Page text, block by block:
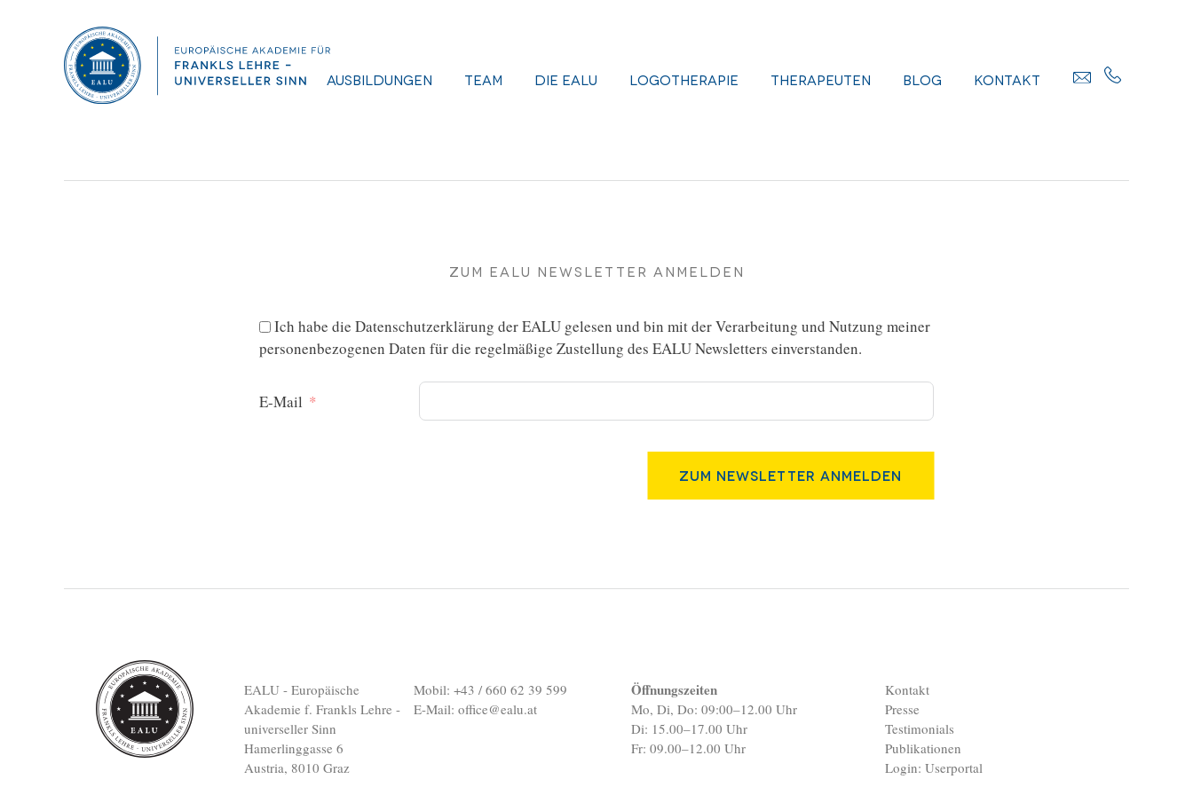
Ausbildungen Team Die EALU Logotherapie Therapeuten Blog Kontakt
Diplomarbeit, Leonhartsberger-Ledl Astrid
Dateigröße: 733.48 KB Dateiformat :
Zum EALU Newsletter anmelden
Ich habe die Datenschutzerklärung der EALU gelesen und bin mit der Verarbeitung und Nutzung meiner
personenbezogenen Daten für die regelmäßige Zustellung des EALU Newsletters einverstanden.
E-Mail
Zum Newsletter Anmelden
EALU - Europäische
Akademie f. Frankls Lehre -
universeller Sinn
Hamerlinggasse 6
Austria, 8010 Graz
Mobil: +43 / 660 62 39 599
E-Mail:office@ealu.at
Öffnungszeiten
Mo, Di, Do: 09:00–12.00 Uhr
Di: 15.00–17.00 Uhr
Fr: 09.00–12.00 Uhr
Kontakt
Presse
Testimonials
Publikationen
Login: Userportal